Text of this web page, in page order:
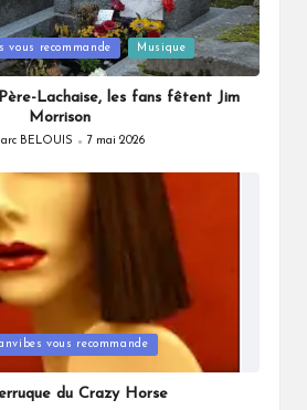
vous recommande Musique
Lachaise, les fans fêtent Jim
Morrison
BELOUIS 7 mai 2026
vous recommande
du Crazy Horse